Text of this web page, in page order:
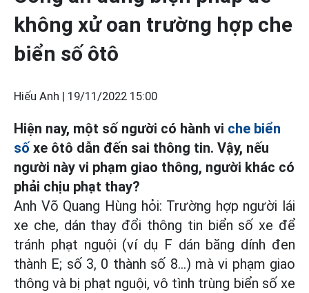
không xử oan trường hợp che
biển số ôtô
Hiếu Anh | 19/11/2022 15:00
Hiện nay, một số người có hành vi che biển
số xe ôtô dẫn đến sai thông tin. Vậy, nếu
người này vi phạm giao thông, người khác có
phải chịu phạt thay?
Anh Võ Quang Hùng hỏi: Trường hợp người lái
xe che, dán thay đổi thông tin biển số xe để
tránh phạt nguội (ví dụ F dán băng dính đen
thành E; số 3, 0 thành số 8...) mà vi phạm giao
thông và bị phạt nguội, vô tình trùng biển số xe